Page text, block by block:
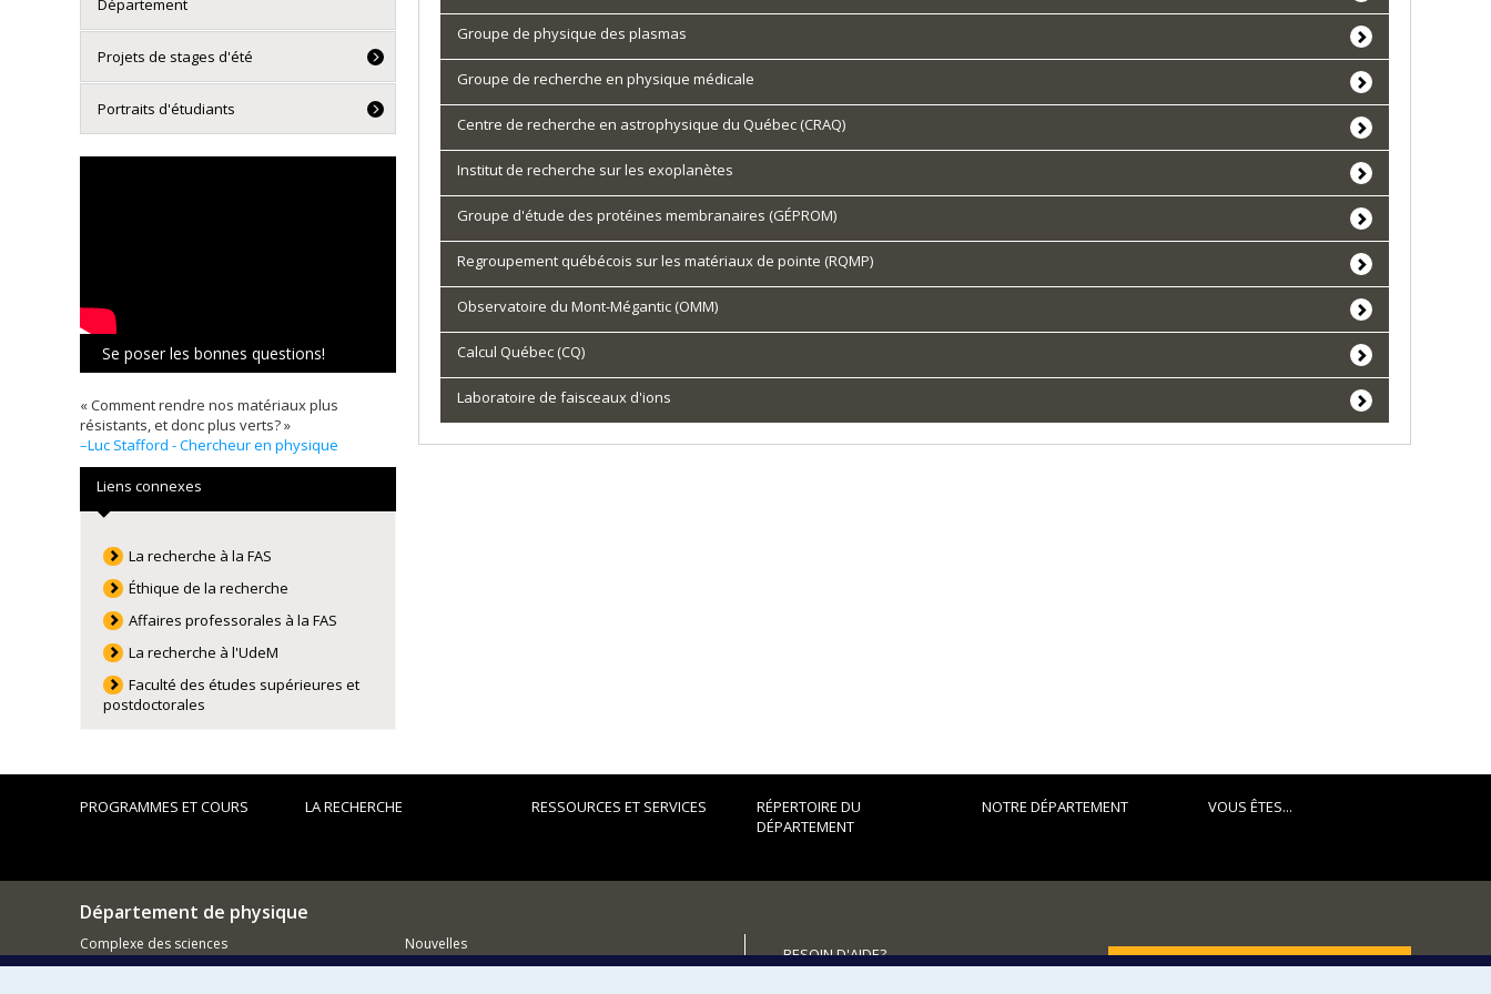
Groupe de physique des plasmas
Groupe de recherche en physique médicale
Centre de recherche en astrophysique du Québec (CRAQ)
Institut de recherche sur les exoplanètes
Groupe d'étude des protéines membranaires (GÉPROM)
Regroupement québécois sur les matériaux de pointe (RQMP)
Observatoire du Mont-Mégantic (OMM)
Calcul Québec (CQ)
Laboratoire de faisceaux d'ions
Département
Projets de stages d'été
Portraits d'étudiants
Se poser les bonnes questions!
« Comment rendre nos matériaux plus
résistants, et donc plus verts? »
–Luc Stafford - Chercheur en physique
Liens connexes
La recherche à la FAS
Éthique de la recherche
Affaires professorales à la FAS
La recherche à l'UdeM
Faculté des études supérieures et
postdoctorales
PROGRAMMES ET COURS LA RECHERCHE RESSOURCES ET SERVICES
RÉPERTOIRE DU
DÉPARTEMENT
NOTRE DÉPARTEMENT VOUS ÊTES...
Département de physique
Complexe des sciences
1375 Avenue Thérèse-Lavoie-Roux
Nouvelles
BESOIN D'AIDE?
FACULTÉ DES ARTS ET DES SCIENCES